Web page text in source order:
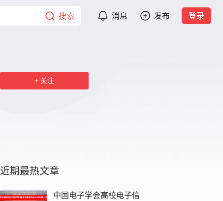
搜索 消息 发布 登录
关注
近期最热文章
中国电子学会高校电子信